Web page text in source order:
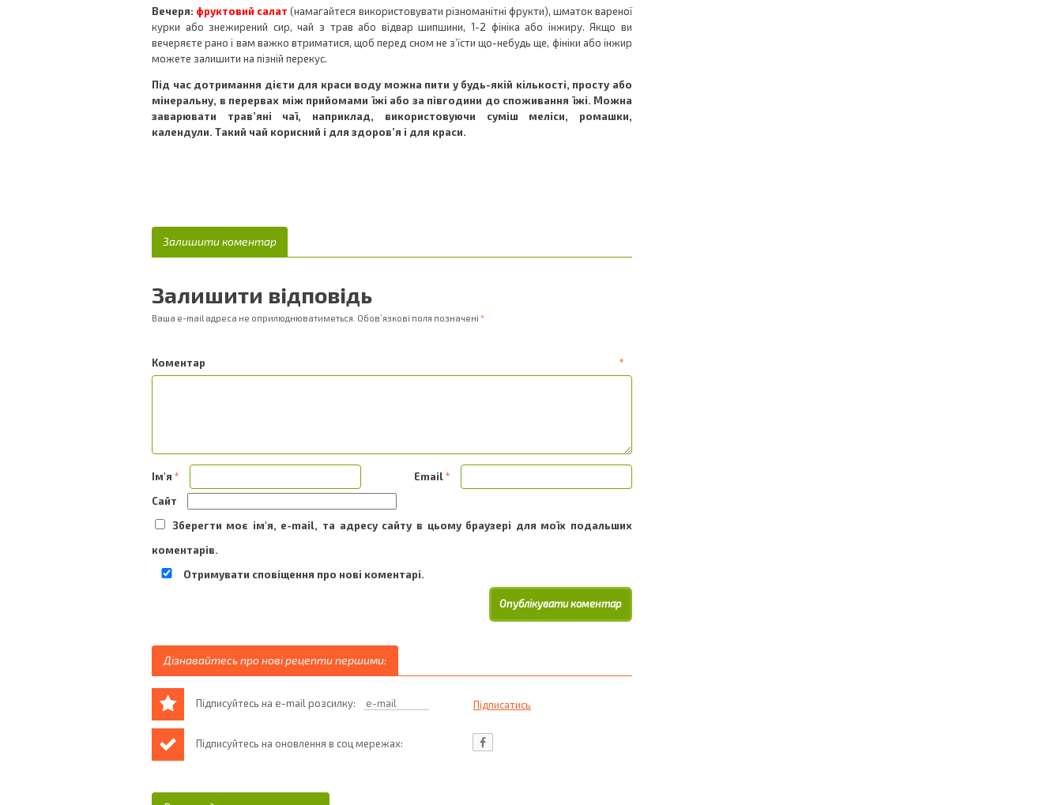
Вечеря: фруктовий салат (намагайтеся використовувати різноманітні фрукти), шматок вареної
курки або знежирений сир, чай з трав або відвар шипшини, 1-2 фініка або інжиру. Якщо ви
вечеряєте рано і вам важко втриматися, щоб перед сном не з’їсти що-небудь ще, фініки або інжир
можете залишити на пізній перекус.
Під час дотримання дієти для краси воду можна пити у будь-якій кількості, просту або
мінеральну, в перервах між прийомами їжі або за півгодини до споживання їжі. Можна
заварювати трав’яні чаї, наприклад, використовуючи суміш меліси, ромашки,
календули. Такий чай корисний і для здоров’я і для краси.
Залишити коментар
Залишити відповідь
Ваша e-mail адреса не оприлюднюватиметься. Обов’язкові поля позначені *
Коментар *
Ім'я * Email*
Сайт
Зберегти моє ім'я, e-mail, та адресу сайту в цьому браузері для моїх подальших
коментарів.
Отримувати сповіщення про нові коментарі.
Дізнавайтесь про нові рецепти першими:
Підписуйтесь на e-mail розсилку:
Підписуйтесь на оновлення в соц мережах: